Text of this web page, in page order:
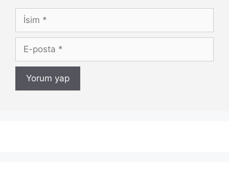
İsim
posta